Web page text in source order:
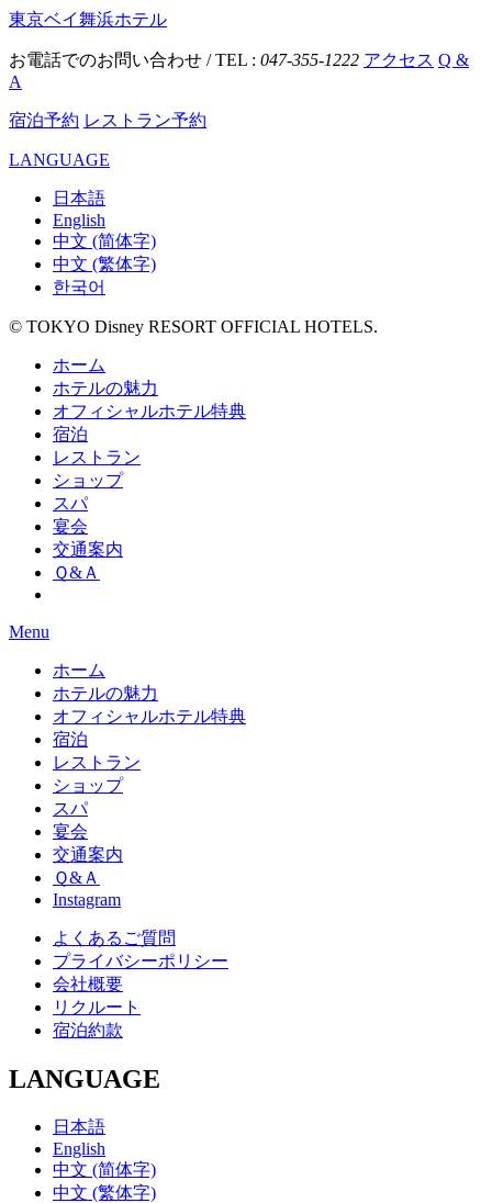
東京ベイ舞浜ホテル
お電話でのお問い合わせ / TEL : 047-355-1222 アクセス Q &
A
宿泊予約 レストラン予約
LANGUAGE
日本語
English
中文 (简体字)
中文 (繁体字)
한국어
© TOKYO Disney RESORT OFFICIAL HOTELS.
ホーム
ホテルの魅力
オフィシャルホテル特典
宿泊
レストラン
ショップ
スパ
宴会
交通案内
Ｑ&Ａ
Menu
ホーム
ホテルの魅力
オフィシャルホテル特典
宿泊
レストラン
ショップ
スパ
宴会
交通案内
Ｑ&Ａ
Instagram
よくあるご質問
プライバシーポリシー
会社概要
リクルート
宿泊約款
LANGUAGE
日本語
English
中文 (简体字)
中文 (繁体字)